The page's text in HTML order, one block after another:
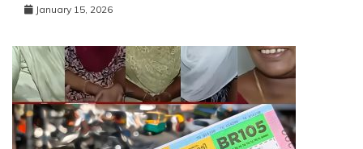
January 15, 2026